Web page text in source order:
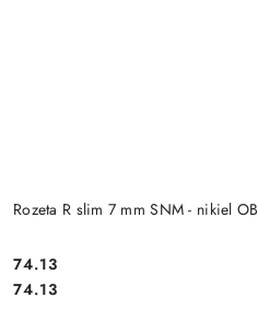
Rozeta R slim 7 mm SNM - nikiel OB
Cena:
74.13
Cena:
74.13